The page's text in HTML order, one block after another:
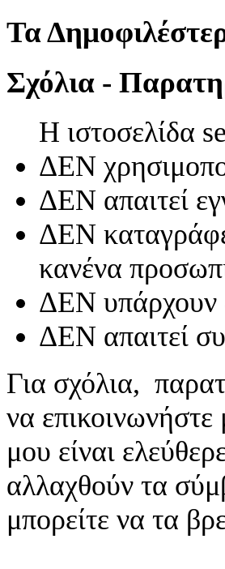
Τα
Σχόλια -
Η ιστοσελίδα
ΔΕΝ
ΔΕΝ απαιτεί
ΔΕΝ
κανένα
ΔΕΝ υπάρχουν
ΔΕΝ απαιτεί
Για σχόλια,
να
μου είναι
αλλαχθούν τα
μπορείτε να τα